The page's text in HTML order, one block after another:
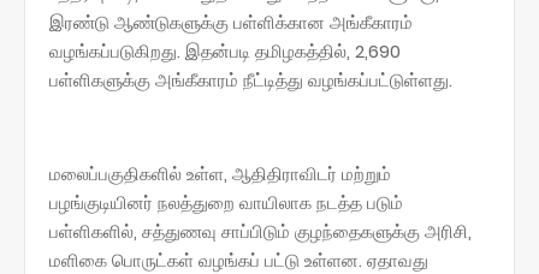
இரண்டு ஆண்டுகளுக்கு பள்ளிக்கான அங்கீகாரம்
வழங்கப்படுகிறது. இதன்படி தமிழகத்தில், 2,690
பள்ளிகளுக்கு அங்கீகாரம் நீட்டித்து வழங்கப்பட்டுள்ளது.
மலைப்பகுதிகளில் உள்ள, ஆதிதிராவிடர் மற்றும்
பழங்குடியினர் நலத்துறை வாயிலாக நடத்த படும்
பள்ளிகளில், சத்துணவு சாப்பிடும் குழந்தைகளுக்கு அரிசி,
மளிகை பொருட்கள் வழங்கப் பட்டு உள்ளன. ஏதாவது